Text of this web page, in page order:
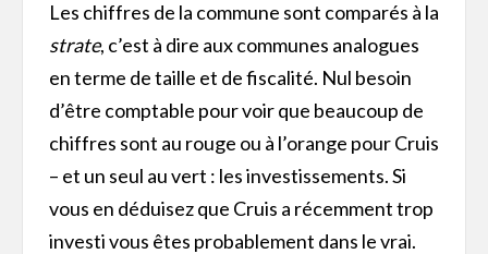
Les chiffres de la commune sont comparés à la
strate, c’est à dire aux communes analogues
en terme de taille et de fiscalité. Nul besoin
d’être comptable pour voir que beaucoup de
chiffres sont au rouge ou à l’orange pour Cruis
– et un seul au vert : les investissements. Si
vous en déduisez que Cruis a récemment trop
investi vous êtes probablement dans le vrai.